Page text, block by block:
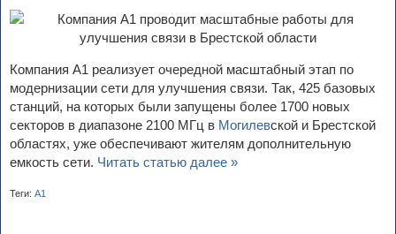
Компания А1 реализует очередной масштабный этап по
модернизации сети для улучшения связи. Так, 425 базовых
станций, на которых были запущены более 1700 новых
секторов в диапазоне 2100 МГц в Могилевской и Брестской
областях, уже обеспечивают жителям дополнительную
емкость сети. Читать статью далее »
Теги: А1